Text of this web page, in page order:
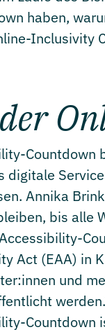
haben,
Inclusivity
Countdown
digitale
Annika
bis alle
Act (EAA) in
und
Countdown